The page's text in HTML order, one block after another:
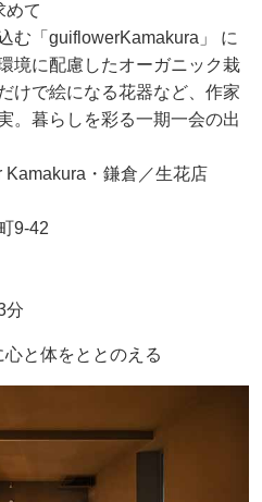
めて
む「guiflowerKamakura」 に
境に配慮したオーガニック栽
けで絵になる花器など、作家
。暮らしを彩る一期一会の出
・鎌倉／生花店
9-42
分
と体をととのえる